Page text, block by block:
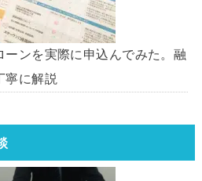
ーンを実際に申込んでみた。融
寧に解説